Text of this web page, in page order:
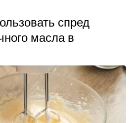
спред
масла в